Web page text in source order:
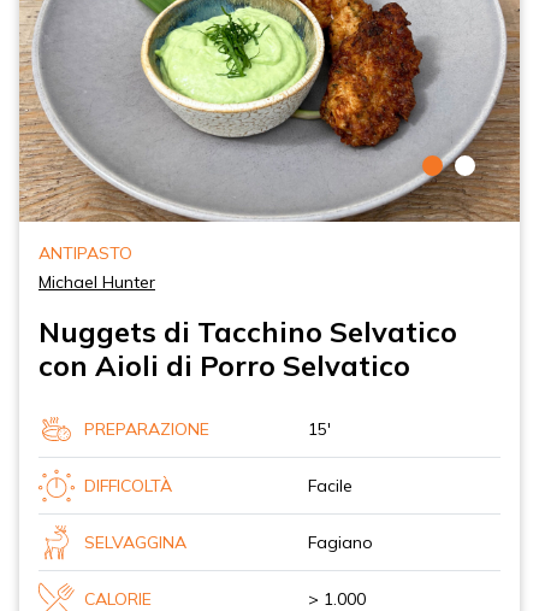
ANTIPASTO
Michael Hunter
Nuggets di Tacchino Selvatico
con Aioli di Porro Selvatico
PREPARAZIONE 15'
DIFFICOLTÀ Facile
SELVAGGINA Fagiano
CALORIE > 1.000